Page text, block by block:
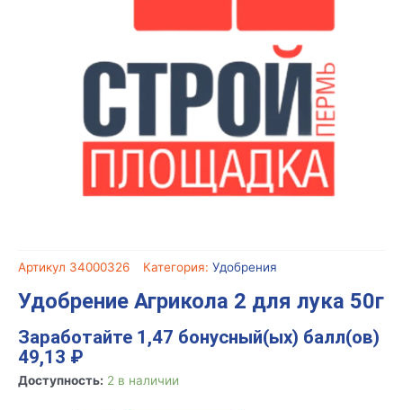
Артикул 34000326 Категория: Удобрения
Удобрение Агрикола 2 для лука 50г
Заработайте 1,47 бонусный(ых) балл(ов)
49,13 ₽
Доступность: 2 в наличии
Количество